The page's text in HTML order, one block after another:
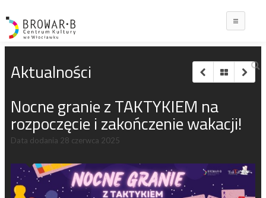
Aktualności
Nocne granie z TAKTYKIEM na
rozpoczęcie i zakończenie wakacji!
Data dodania 28 czerwca 2025